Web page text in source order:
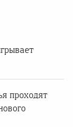
проходят